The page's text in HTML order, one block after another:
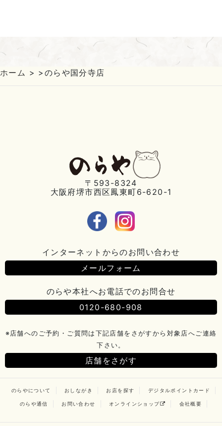
ホーム > > のらや国分寺店
〒593-8324
大阪府堺市西区鳳東町6-620-1
インターネットからのお問い合わせ
メールフォーム
のらや本社へお電話でのお問合せ
0120-680-908
※店舗へのご予約・ご質問は下記店舗をさがすから対象店へご連絡
下さい。
店舗をさがす
のらやについて おしながき お店を探す デジタルポイントカード
のらや通信 お問い合わせ オンラインショップ 会社概要